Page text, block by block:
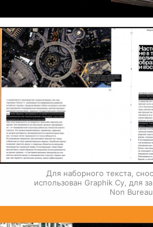
Для наборного текста,
использован Graphik Cy, для
Non Bureau